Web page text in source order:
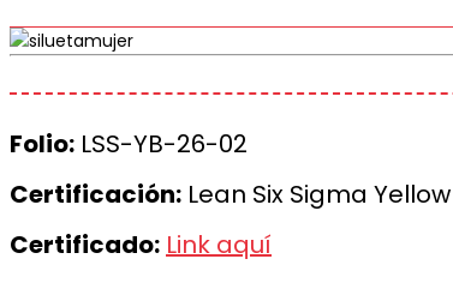
Folio: LSS-YB-26-02
Certificación: Lean Six Sigma
Certificado: Link aquí